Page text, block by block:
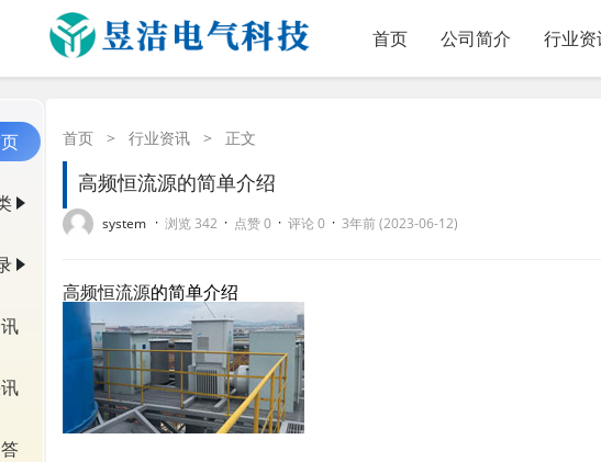
首页 公司简介 行业资
首页 > 行业资讯 > 正文
高频恒流源的简单介绍
system · 浏览 342 · 点赞 0 · 评论 0 · 3年前 (2023-06-12)
高频恒流源的简单介绍